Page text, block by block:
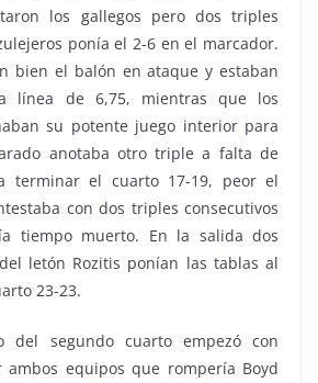
los gallegos pero dos triples
ponía el 2-6 en el marcador.
bien el balón en ataque y estaban
línea de 6,75, mientras que los
su potente juego interior para
anotaba otro triple a falta de
terminar el cuarto 17-19, peor el
con dos triples consecutivos
tiempo muerto. En la salida dos
letón Rozitis ponían las tablas al
23-23.
del segundo cuarto empezó con
ambos equipos que rompería Boyd